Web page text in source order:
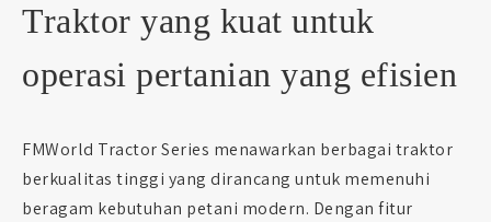
Traktor yang kuat untuk
operasi pertanian yang efisien
FMWorld Tractor Series menawarkan berbagai traktor
berkualitas tinggi yang dirancang untuk memenuhi
beragam kebutuhan petani modern. Dengan fitur